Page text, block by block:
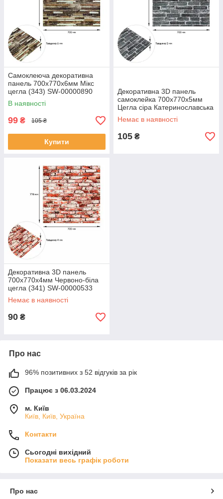
Самоклеюча декоративна
панель 700x770x6мм Мікс
цегла (343) SW-00000890
В наявності
99 ₴ 105 ₴
Купити
Декоративна 3D панель
самоклейка 700х770х5мм
Цегла сіра Катеринославська
(042) SW-00000039
Немає в наявності
105 ₴
Декоративна 3D панель
700х770х4мм Червоно-біла
цегла (341) SW-00000533
Немає в наявності
90 ₴
Про нас
96% позитивних з 52 відгуків за рік
Працює з 06.03.2024
м. Київ
Київ, Київ, Україна
Контакти
Сьогодні вихідний
Показати весь графік роботи
Про нас